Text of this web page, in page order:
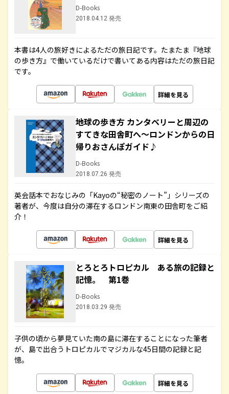
D-Books
2018.04.12 発売
本書は4人の旅好きによるただの旅日記です。たまたま『地球
の歩き方』で働いているだけで書いてある内容はただの旅日記
です。
詳細を見る
地球の歩き方 カンタベリーと周辺の
すてきな田舎町へ～ロンドンからの日
帰りおさんぽガイド♪
D-Books
2018.07.26 発売
英会話本でおなじみの「Kayoの“秘密のノート”」シリーズの
著者が、今度は自分の滞在するロンドン南東の田舎町をご紹
介！
詳細を見る
とろとろトロピカル ある旅の記録と
記憶。 第1巻
D-Books
2018.03.29 発売
子供の頃から夢見ていた南の島に滞在することになった筆者
が、島で出合うトロピカルでマジカルな45日間の記録と記
憶。
詳細を見る